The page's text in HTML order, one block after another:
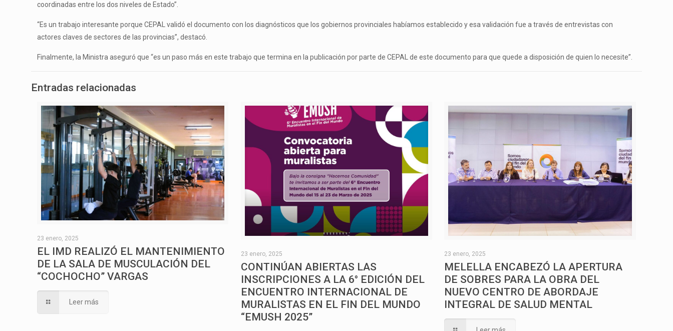
coordinadas entre los dos niveles de Estado”.
“Es un trabajo interesante porque CEPAL validó el documento con los diagnósticos que los gobiernos provinciales habíamos establecido y esa validación fue a través de entrevistas con
actores claves de sectores de las provincias”, destacó.
Finalmente, la Ministra aseguró que “es un paso más en este trabajo que termina en la publicación por parte de CEPAL de este documento para que quede a disposición de quien lo necesite”.
Entradas relacionadas
23 enero, 2025
EL IMD REALIZÓ EL MANTENIMIENTO
DE LA SALA DE MUSCULACIÓN DEL
“COCHOCHO” VARGAS
Leer más
23 enero, 2025
CONTINÚAN ABIERTAS LAS
INSCRIPCIONES A LA 6° EDICIÓN DEL
ENCUENTRO INTERNACIONAL DE
MURALISTAS EN EL FIN DEL MUNDO
“EMUSH 2025”
23 enero, 2025
MELELLA ENCABEZÓ LA APERTURA
DE SOBRES PARA LA OBRA DEL
NUEVO CENTRO DE ABORDAJE
INTEGRAL DE SALUD MENTAL